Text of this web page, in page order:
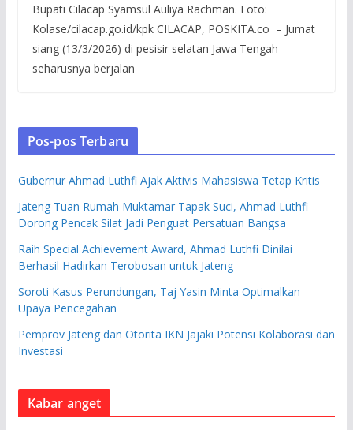
Bupati Cilacap Syamsul Auliya Rachman. Foto:
Kolase/cilacap.go.id/kpk CILACAP, POSKITA.co – Jumat
siang (13/3/2026) di pesisir selatan Jawa Tengah
seharusnya berjalan
Pos-pos Terbaru
Gubernur Ahmad Luthfi Ajak Aktivis Mahasiswa Tetap Kritis
Jateng Tuan Rumah Muktamar Tapak Suci, Ahmad Luthfi
Dorong Pencak Silat Jadi Penguat Persatuan Bangsa
Raih Special Achievement Award, Ahmad Luthfi Dinilai
Berhasil Hadirkan Terobosan untuk Jateng
Soroti Kasus Perundungan, Taj Yasin Minta Optimalkan
Upaya Pencegahan
Pemprov Jateng dan Otorita IKN Jajaki Potensi Kolaborasi dan
Investasi
Kabar anget